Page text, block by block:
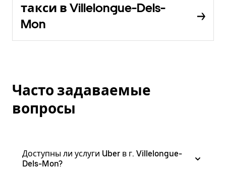
такси в Villelongue-Dels-
Mon
Часто задаваемые
вопросы
Доступны ли услуги Uber в г. Villelongue-
Dels-Mon?